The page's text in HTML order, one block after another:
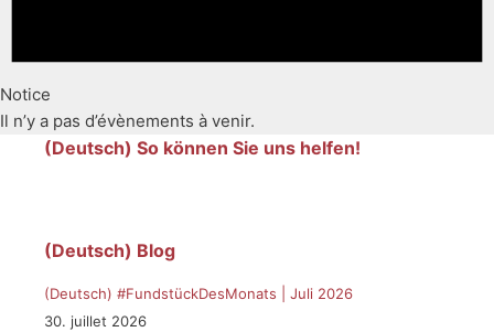
Notice
Il n’y a pas d’évènements à venir.
(Deutsch) So können Sie uns helfen!
(Deutsch) Blog
(Deutsch) #FundstückDesMonats | Juli 2026
30. juillet 2026